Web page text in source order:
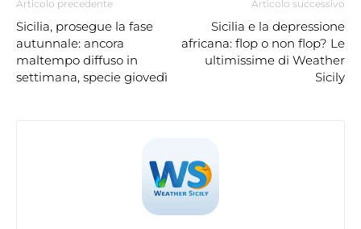
Articolo precedente
Sicilia, prosegue la fase
autunnale: ancora
maltempo diffuso in
settimana, specie giovedì
Articolo successivo
Sicilia e la depressione
africana: flop o non flop? Le
ultimissime di Weather
Sicily